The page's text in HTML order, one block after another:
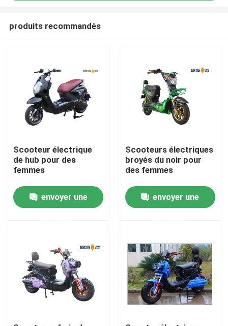
Maison
Au sujet de nous
Visite d'usine
produits recommandés
Scooteur électrique
de hub pour des
femmes
envoyer une
Scooteurs électriques
broyés du noir pour
des femmes
envoyer une